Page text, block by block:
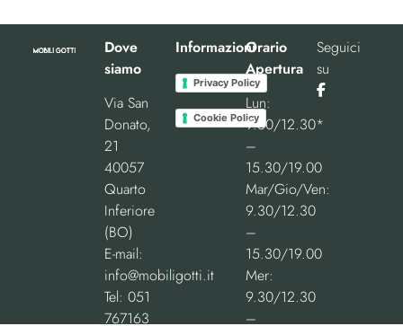
Dove
siamo
Via San
Donato,
21
40057
Quarto
Inferiore
(BO)
E-mail:
info@mobiligotti.it
Tel: 051
767163
Informazioni
Privacy Policy
Cookie Policy
Orario
Apertura
Lun:
9.30/12.30*
–
15.30/19.00
Mar/Gio/Ven:
9.30/12.30
–
15.30/19.00
Mer:
9.30/12.30
–
Seguici
su